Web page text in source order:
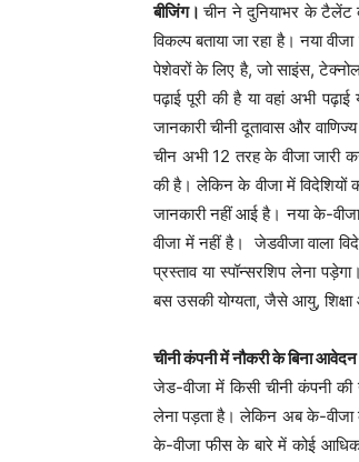
बीजिंग।चीन ने दुनियाभर के टैलेंट
विकल्प बताया जा रहा है। नया
पेशेवरों के लिए है, जो साइंस,
पढ़ाई पूरी की है या वहां अभी
जानकारी चीनी दूतावास और
चीन अभी 12 तरह के वीजा जारी
की है। लेकिन के वीजा में विदेशियों
जानकारी नहीं आई है। नया के-
वीजा में नहीं है। जेडवीजा वाला
प्रस्ताव या स्पॉन्सरशिप लेना
बस उसकी योग्यता, जैसे आयु,
चीनी कंपनी में नौकरी के बिना
जेड-वीजा में किसी चीनी कंपनी
लेना पड़ता है। लेकिन अब के-वीजा
के-वीजा फीस के बारे में कोई